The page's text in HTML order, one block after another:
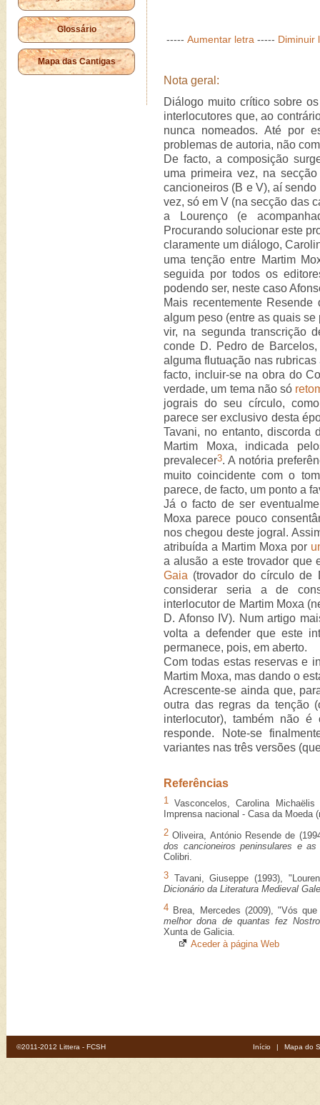
Glossário
Mapa das Cantigas
----- Aumentar letra ----- Diminuir
Nota geral:
Diálogo muito crítico sobre
interlocutores que, ao
nunca nomeados. Até por
problemas de autoria, não
De facto, a composição
uma primeira vez, na
cancioneiros (B e V), aí
vez, só em V (na secção das
a Lourenço (e
Procurando solucionar este
claramente um diálogo,
uma tenção entre Martim
seguida por todos os
podendo ser, neste caso
Mais recentemente Resende
algum peso (entre as quais
vir, na segunda transcrição
conde D. Pedro de
alguma flutuação nas
facto, incluir-se na obra do
verdade, um tema não só
jograis do seu círculo,
parece ser exclusivo desta
Tavani, no entanto, discorda
Martim Moxa, indicada
prevalecer3. A notória
muito coincidente com o
parece, de facto, um ponto a
Já o facto de ser
Moxa parece pouco
nos chegou deste jogral.
atribuída a Martim Moxa por
a alusão a este trovador que
Gaia (trovador do círculo de
considerar seria a de
interlocutor de Martim Moxa
D. Afonso IV). Num artigo
volta a defender que este
permanece, pois, em aberto.
Com todas estas reservas e
Martim Moxa, mas dando o
Acrescente-se ainda que,
outra das regras da tenção
interlocutor), também não
responde. Note-se
variantes nas três versões
Referências
1
Vasconcelos, Carolina
Imprensa nacional - Casa da
2 Oliveira, António Resende de
dos cancioneiros peninsulares e
Colibri.
3 Tavani, Giuseppe (1993),
Dicionário da Literatura Medieval
4 Brea, Mercedes (2009), "Vós
melhor dona de quantas fez
Xunta de Galicia.
Aceder à página Web
©2011-2012 Littera - FCSH Início | Mapa do